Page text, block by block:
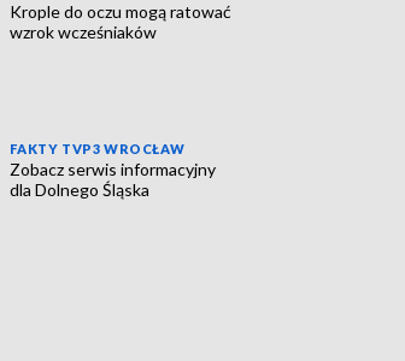
Krople do oczu mogą ratować
wzrok wcześniaków
FAKTY TVP3 WROCŁAW
Zobacz serwis informacyjny
dla Dolnego Śląska